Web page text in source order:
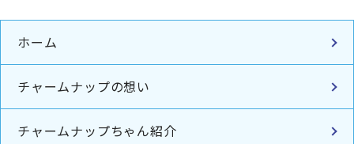
ホーム
チャームナップの想い
チャームナップちゃん紹介